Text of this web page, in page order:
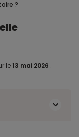
?
le 13 mai 2026 .